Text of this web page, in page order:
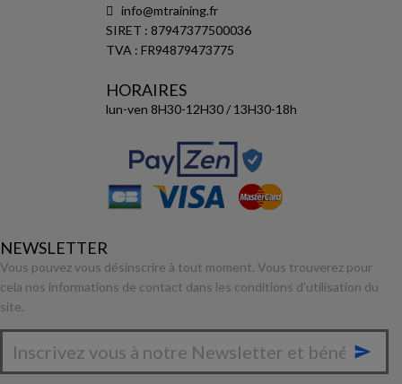
info@mtraining.fr
SIRET : 87947377500036
TVA : FR94879473775
HORAIRES
lun-ven 8H30-12H30 / 13H30-18h
NEWSLETTER
Vous pouvez vous désinscrire à tout moment. Vous trouverez pour
cela nos informations de contact dans les conditions d'utilisation du
site.
